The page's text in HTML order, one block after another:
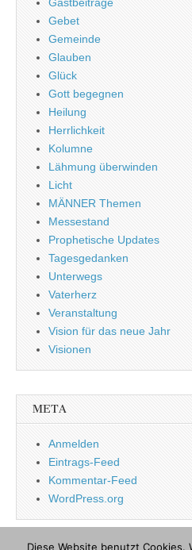
Gastbeiträge
Gebet
Gemeinde
Glauben
Glück
Gott begegnen
Heilung
Herrlichkeit
Kolumne
Lähmung überwinden
Licht
MÄNNER Themen
Messestand
Prophetische Updates
Tagesgedanken
Unterwegs
Vaterherz
Veranstaltung
Vision für das neue Jahr
Visionen
META
Anmelden
Eintrags-Feed
Kommentar-Feed
WordPress.org
Diese Website benutzt Cookies.